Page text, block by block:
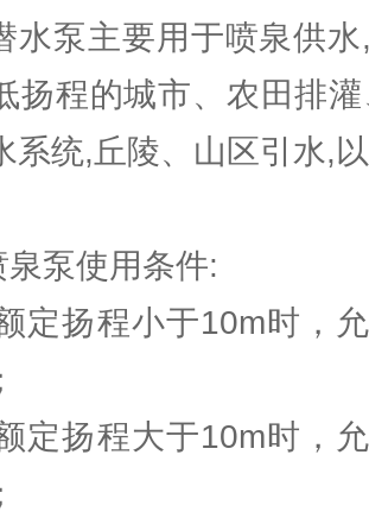
泵主要用于喷泉供
扬程的城市、农田排
系统,丘陵、山区引水,
泵使用条件:
定扬程小于10m时，
定扬程大于10m时，